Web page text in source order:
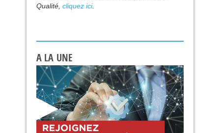
Qualité, cliquez ici.
A LA UNE